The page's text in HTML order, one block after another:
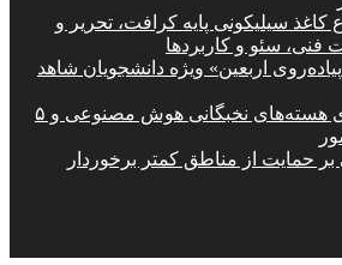
کاغذ سیلیکونی پایه کرافت، تحریر و
فنی، سئو و کاربردها
اربعین» ویژه دانشجویان شاهد
سرمایه‌گذاری روی هسته‌های نخبگانی هوش مصنوعی و ۵
حمایت از مناطق کمتر برخوردار